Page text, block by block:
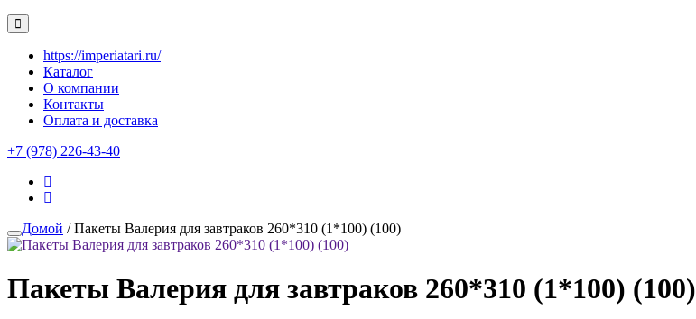
https://imperiatari.ru/
Каталог
О компании
Контакты
Оплата и доставка
+7 (978) 226-43-40
Домой / Пакеты Валерия для завтраков 260*310 (1*100) (100)
Пакеты Валерия для завтраков 260*310 (1*100) (100)